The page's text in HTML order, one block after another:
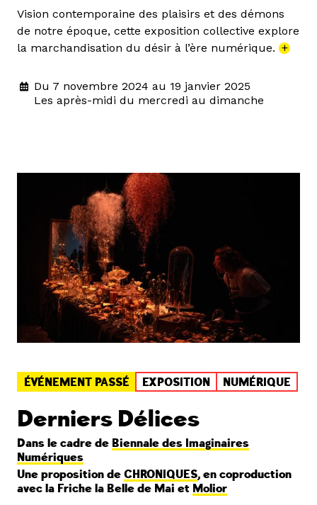
Vision contemporaine des plaisirs et des démons
de notre époque, cette exposition collective explore
la marchandisation du désir à l’ère numérique. +
Du 7 novembre 2024 au 19 janvier 2025
Les après-midi du mercredi au dimanche
ÉVÉNEMENT PASSÉ EXPOSITION NUMÉRIQUE
Derniers Délices
Dans le cadre de Biennale des Imaginaires
Numériques
Une proposition de CHRONIQUES, en coproduction
avec la Friche la Belle de Mai et Molior